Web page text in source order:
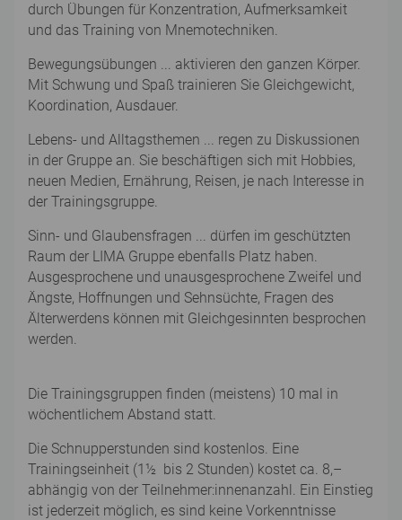
durch Übungen für Konzentration, Aufmerksamkeit
und das Training von Mnemotechniken.
Bewegungsübungen ... aktivieren den ganzen Körper.
Mit Schwung und Spaß trainieren Sie Gleichgewicht,
Koordination, Ausdauer.
Lebens- und Alltagsthemen ... regen zu Diskussionen
in der Gruppe an. Sie beschäftigen sich mit Hobbies,
neuen Medien, Ernährung, Reisen, je nach Interesse in
der Trainingsgruppe.
Sinn- und Glaubensfragen ... dürfen im geschützten
Raum der LIMA Gruppe ebenfalls Platz haben.
Ausgesprochene und unausgesprochene Zweifel und
Ängste, Hoffnungen und Sehnsüchte, Fragen des
Älterwerdens können mit Gleichgesinnten besprochen
werden.
Die Trainingsgruppen finden (meistens) 10 mal in
wöchentlichem Abstand statt.
Die Schnupperstunden sind kostenlos. Eine
Trainingseinheit (1½ bis 2 Stunden) kostet ca. 8,–
abhängig von der Teilnehmer:innenanzahl. Ein Einstieg
ist jederzeit möglich, es sind keine Vorkenntnisse